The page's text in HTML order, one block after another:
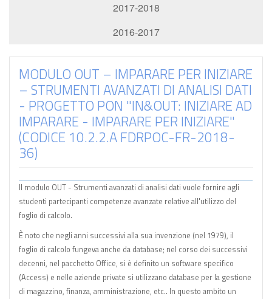
2017-2018
2016-2017
MODULO OUT – IMPARARE PER INIZIARE
– STRUMENTI AVANZATI DI ANALISI DATI
- PROGETTO PON "IN&OUT: INIZIARE AD
IMPARARE - IMPARARE PER INIZIARE"
(CODICE 10.2.2.A FDRPOC-FR-2018-
36)
Il modulo OUT - Strumenti avanzati di analisi dati vuole fornire agli
studenti partecipanti competenze avanzate relative all'utilizzo del
foglio di calcolo.
È noto che negli anni successivi alla sua invenzione (nel 1979), il
foglio di calcolo fungeva anche da database; nel corso dei successivi
decenni, nel pacchetto Office, si è definito un software specifico
(Access) e nelle aziende private si utilizzano database per la gestione
di magazzino, finanza, amministrazione, etc.. In questo ambito un